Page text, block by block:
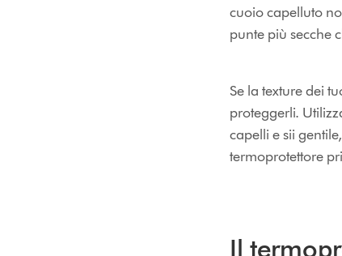
cuoio capelluto
punte più secche
Se la texture dei
proteggerli.
capelli e sii
termoprotettore
Il